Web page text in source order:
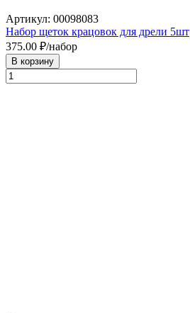
Артикул: 00098083
Набор щеток крацовок для дрели 5шт
375.00 ₽/набор
В корзину